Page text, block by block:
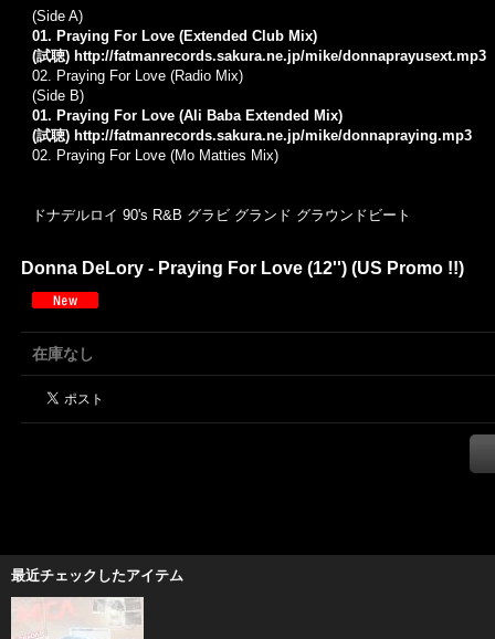
(Side A)
01. Praying For Love (Extended Club Mix)
(試聴) http://fatmanrecords.sakura.ne.jp/mike/donnaprayusext.mp3
02. Praying For Love (Radio Mix)
(Side B)
01. Praying For Love (Ali Baba Extended Mix)
(試聴) http://fatmanrecords.sakura.ne.jp/mike/donnapraying.mp3
02. Praying For Love (Mo Matties Mix)
ドナデルロイ 90's R&B グラビ グランド グラウンドビート
Donna DeLory - Praying For Love (12'') (US Promo !!)
在庫なし
最近チェックしたアイテム